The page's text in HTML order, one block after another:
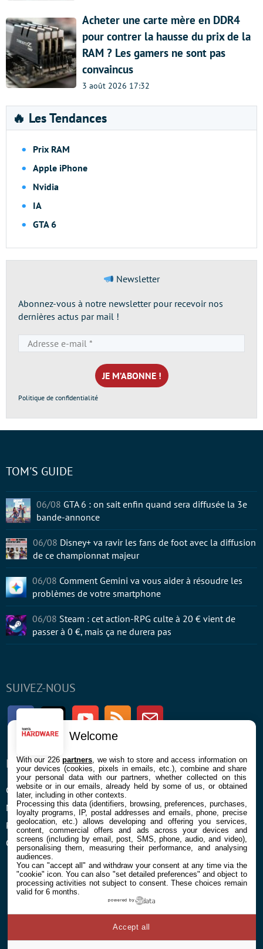
Acheter une carte mère en DDR4
pour contrer la hausse du prix de la
RAM ? Les gamers ne sont pas
convaincus
3 août 2026 17:32
🔥 Les Tendances
Prix RAM
Apple iPhone
Nvidia
IA
GTA 6
Newsletter
Abonnez-vous à notre newsletter pour recevoir nos
dernières actus par mail !
e-
mail
*
Politique de confidentialité
SUIVEZ-NOUS
FacebookTwitter Youtube RSS Newsletter
ENTREPRISE
Confidentialité et Cookies
Mentions légales et CGU
Préférences Cookies
Qui sommes nous
À PROPOS
Contact
TOM'S GUIDE
06/08 GTA 6 : on sait enfin quand sera diffusée la 3e
bande-annonce
06/08 Disney+ va ravir les fans de foot avec la diffusion
de ce championnat majeur
06/08 Comment Gemini va vous aider à résoudre les
problèmes de votre smartphone
06/08 Steam : cet action-RPG culte à 20 € vient de
passer à 0 €, mais ça ne durera pas
Welcome
With our 226partners , we wish to store and access information on
your devices (cookies, pixels in emails, etc.), combine and share
your personal data with our partners, whether collected on this
website or in our emails, already held by some of us, or obtained
later, including in other contexts.
Processing this data (identifiers, browsing, preferences, purchases,
loyalty programs, IP, postal addresses and emails, phone, precise
geolocation, etc.) allows developing and offering you services,
content, commercial offers and ads across your devices and
screens (including by email, post, SMS, phone, audio, and video),
personalising them, measuring their performance, and analysing
audiences.
You can "accept all" and withdraw your consent at any time via the
"cookie" icon. You can also "set detailed preferences" and object to
processing activities not subject to consent. These choices remain
valid for 6 months.
powered by
Accept all